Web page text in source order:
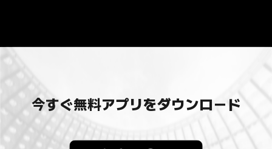
今すぐ無料アプリをダウンロード